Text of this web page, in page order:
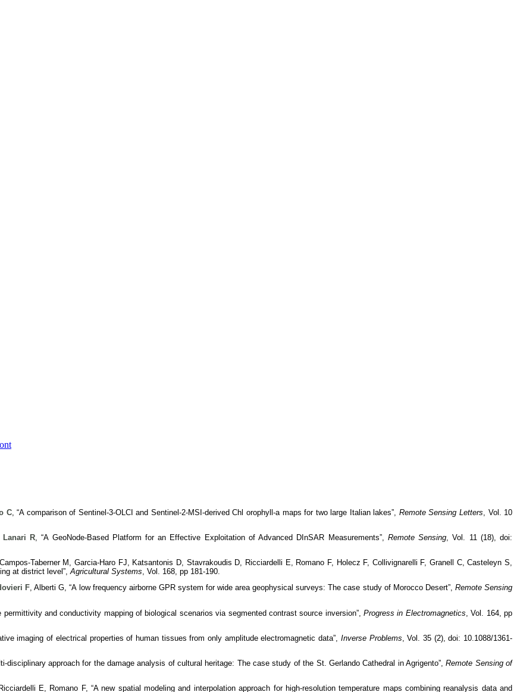
C, “A comparison of Sentinel-3-OLCI and Sentinel-2-MSI-derived Chl orophyll-a maps for two large Italian lakes”, Remote Sensing Letters , Vol. 10
Lanari R, “A GeoNode-Based Platform for an Effective Exploitation of Advanced DInSAR Measurements”, Remote Sensing, Vol. 11 (18), doi:
Taberner M, Garcia-Haro FJ, Katsantonis D, Stavrakoudis D, Ricciardelli E, Romano F, Holecz F, Collivignarelli F, Granell C, Casteleyn S,
at district level”,Agricultural Systems, Vol. 168, pp 181-190.
F, Alberti G, “A low frequency airborne GPR system for wide area geophysical surveys: The case study of Morocco Desert”, Remote Sensing
permittivity and conductivity mapping of biological scenarios via segmented contrast source inversion”,Progress in Electromagnetics , Vol. 164, pp
imaging of electrical properties of human tissues from only amplitude electromagnetic data”, Inverse Problems , Vol. 35 (2), doi: 10.1088/1361-
disciplinary approach for the damage analysis of cultural heritage: The case study of the St. Gerlando Cathedral in Agrigento”,Remote Sensing of
E, Romano F, “A new spatial modeling and interpolation approach for high-resolution temperature maps combining reanalysis data and